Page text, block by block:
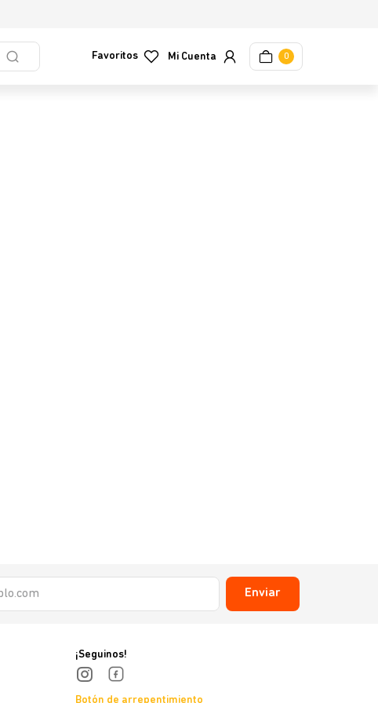
Favoritos 0
Enviar
¡Seguinos!
Botón de arrepentimiento